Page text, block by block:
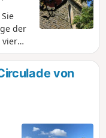
der
vier
und
ist.
von